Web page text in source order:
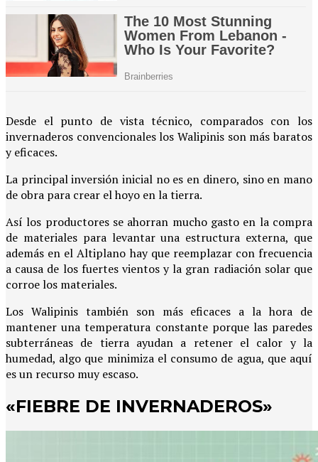
Desde el punto de vista técnico, comparados con los
invernaderos convencionales los Walipinis son más baratos
y eficaces.
La principal inversión inicial no es en dinero, sino en mano
de obra para crear el hoyo en la tierra.
Así los productores se ahorran mucho gasto en la compra
de materiales para levantar una estructura externa, que
además en el Altiplano hay que reemplazar con frecuencia
a causa de los fuertes vientos y la gran radiación solar que
corroe los materiales.
Los Walipinis también son más eficaces a la hora de
mantener una temperatura constante porque las paredes
subterráneas de tierra ayudan a retener el calor y la
humedad, algo que minimiza el consumo de agua, que aquí
es un recurso muy escaso.
«FIEBRE DE INVERNADEROS»